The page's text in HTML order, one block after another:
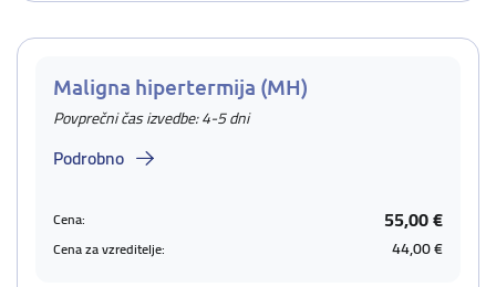
Maligna hipertermija (MH)
Povprečni čas izvedbe: 4-5 dni
Podrobno
Cena: 55,00 €
Cena za vzreditelje: 44,00 €